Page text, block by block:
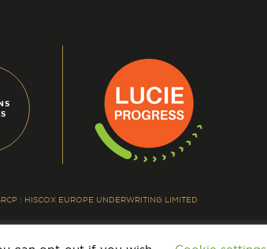
: HISCOX EUROPE UNDERWRITING LIMITED